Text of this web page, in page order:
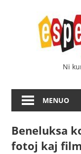
Ni
MENUO
Beneluksa
fotoj kaj